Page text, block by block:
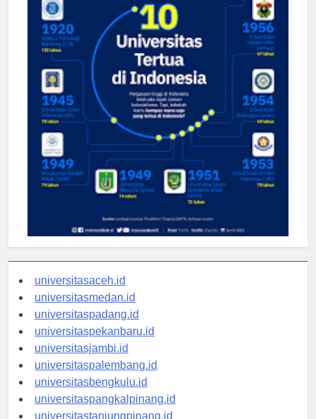
universitasaceh.id
universitasmedan.id
universitaspadang.id
universitaspekanbaru.id
universitasjambi.id
universitaspalembang.id
universitasbengkulu.id
universitaspangkalpinang.id